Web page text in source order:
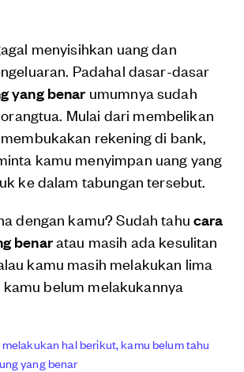
menyisihkan uang dan
Padahal dasar-dasar
yang benar umumnya sudah
Mulai dari membelikan
rekening di bank,
kamu menyimpan uang yang
ke dalam tabungan tersebut.
dengan kamu? Sudah tahucara
benaratau masih ada kesulitan
kamu masih melakukan lima
kamu belum melakukannya
melakukan hal berikut, kamu belum tahu
yang benar